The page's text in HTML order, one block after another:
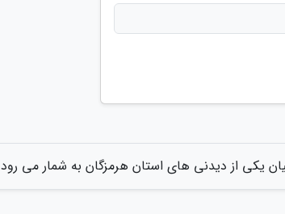
یکی از دیدنی های استان هرمزگان به شمار می رود